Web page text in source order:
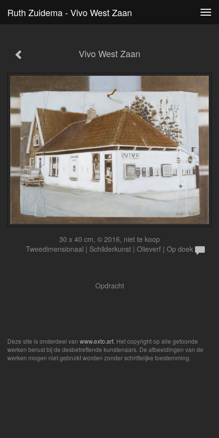
Ruth Zuidema - Vivo West Zaan
Vivo West Zaan
30 x 40 cm, © 2016, niet te koop
Tweedimensionaal | Schilderkunst | Olieverf | Op doek
Opdracht
Deze site is onderdeel van www.exto.art . Het copyright op alle getoonde
werken berust bij de desbetreffende kunstenaars. De afbeeldingen van de
werken mogen niet gebruikt worden zonder schriftelijke toestemming.